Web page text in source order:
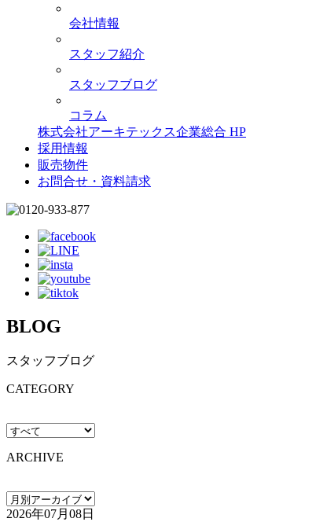
会社情報
スタッフ紹介
スタッフブログ
コラム
株式会社アーキテックス企業総合 HP
採用情報
販売物件
お問合せ・資料請求
BLOG
スタッフブログ
CATEGORY
ARCHIVE
2026年07月08日